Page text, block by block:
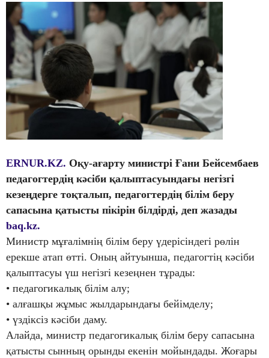
ERNUR.KZ. Оқу-ағарту министрі Ғани Бейсембаев
педагогтердің кәсіби қалыптасуындағы негізгі
кезеңдерге тоқталып, педагогтердің білім беру
сапасына қатысты пікірін білдірді, деп жазады
baq.kz.
Министр мұғалімнің білім беру үдерісіндегі рөлін
ерекше атап өтті. Оның айтуынша, педагогтің кәсіби
қалыптасуы үш негізгі кезеңнен тұрады:
• педагогикалық білім алу;
• алғашқы жұмыс жылдарындағы бейімделу;
• үздіксіз кәсіби даму.
Алайда, министр педагогикалық білім беру сапасына
қатысты сынның орынды екенін мойындады. Жоғары